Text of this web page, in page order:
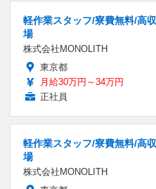
軽作業スタッフ/寮費無料/高
場
株式会社MONOLITH
東京都
月給30万円～34万円
正社員
軽作業スタッフ/寮費無料/高
場
株式会社MONOLITH